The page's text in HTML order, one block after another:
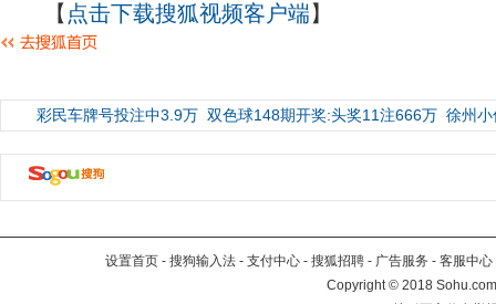
【 点击下载搜狐视频客户端】
彩民车牌号投注中3.9万 双色球148期开奖:头奖11注666万 徐州
设置首页 - 搜狗输入法 - 支付中心 - 搜狐招聘 - 广告服务 - 客服中心
Copyright©2018